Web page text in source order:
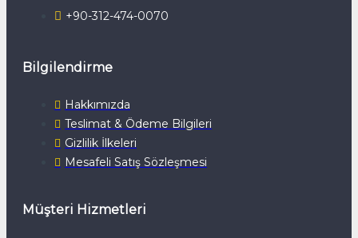
+90-312-474-0070
Bilgilendirme
Hakkımızda
Teslimat & Ödeme Bilgileri
Gizlilik İlkeleri
Mesafeli Satış Sözleşmesi
Müşteri Hizmetleri